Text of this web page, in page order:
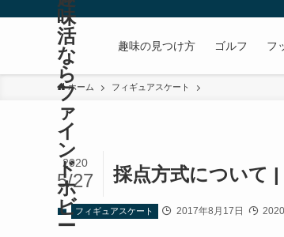
味
活
な
ら
フ
ァ
イ
ン
ド
ホ
ビ
ー
趣味の見つけ方 ゴルフ フ
ホーム フィギュアスケート
採点方式について
2020
5/27
フィギュアスケート 2017年8月17日